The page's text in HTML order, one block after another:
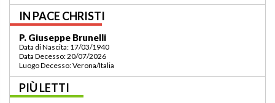
IN PACE CHRISTI
P. Bruno Bordonali
Data di Nascita: 01/07/1942
Data Decesso: 13/07/2026
Luogo Decesso: Verona /Italia
PIÙ LETTI